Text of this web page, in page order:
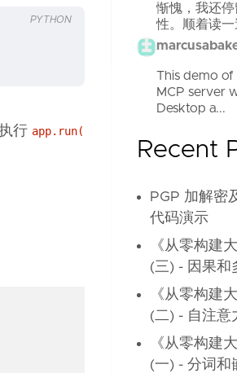
PYTHON
行 app.run(
惭愧，我还
性。顺着读一
This demo of
MCP server
Desktop a...
Recent
PGP 加解密
代码演示
《从零构建
(三) - 因果和
《从零构建
(二) - 自注意
《从零构建
(一) - 分词和